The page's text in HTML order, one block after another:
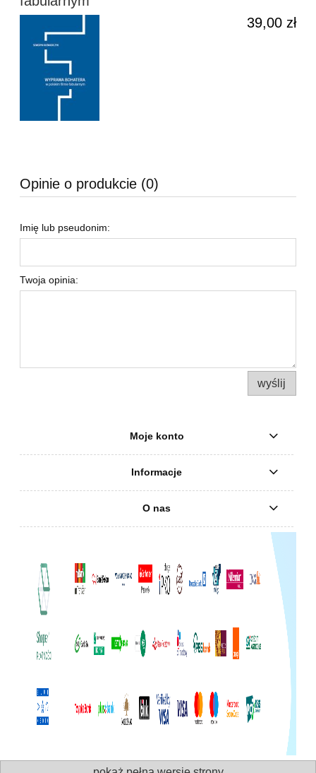
39,00 zł
Opinie o produkcie (0)
Imię lub pseudonim:
Twoja opinia:
wyślij
Moje konto
Informacje
O nas